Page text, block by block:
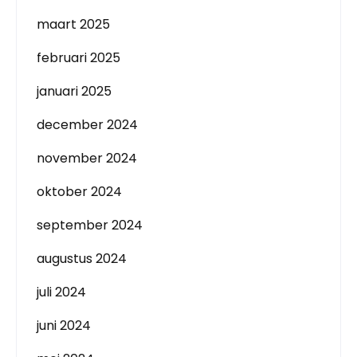
maart 2025
februari 2025
januari 2025
december 2024
november 2024
oktober 2024
september 2024
augustus 2024
juli 2024
juni 2024